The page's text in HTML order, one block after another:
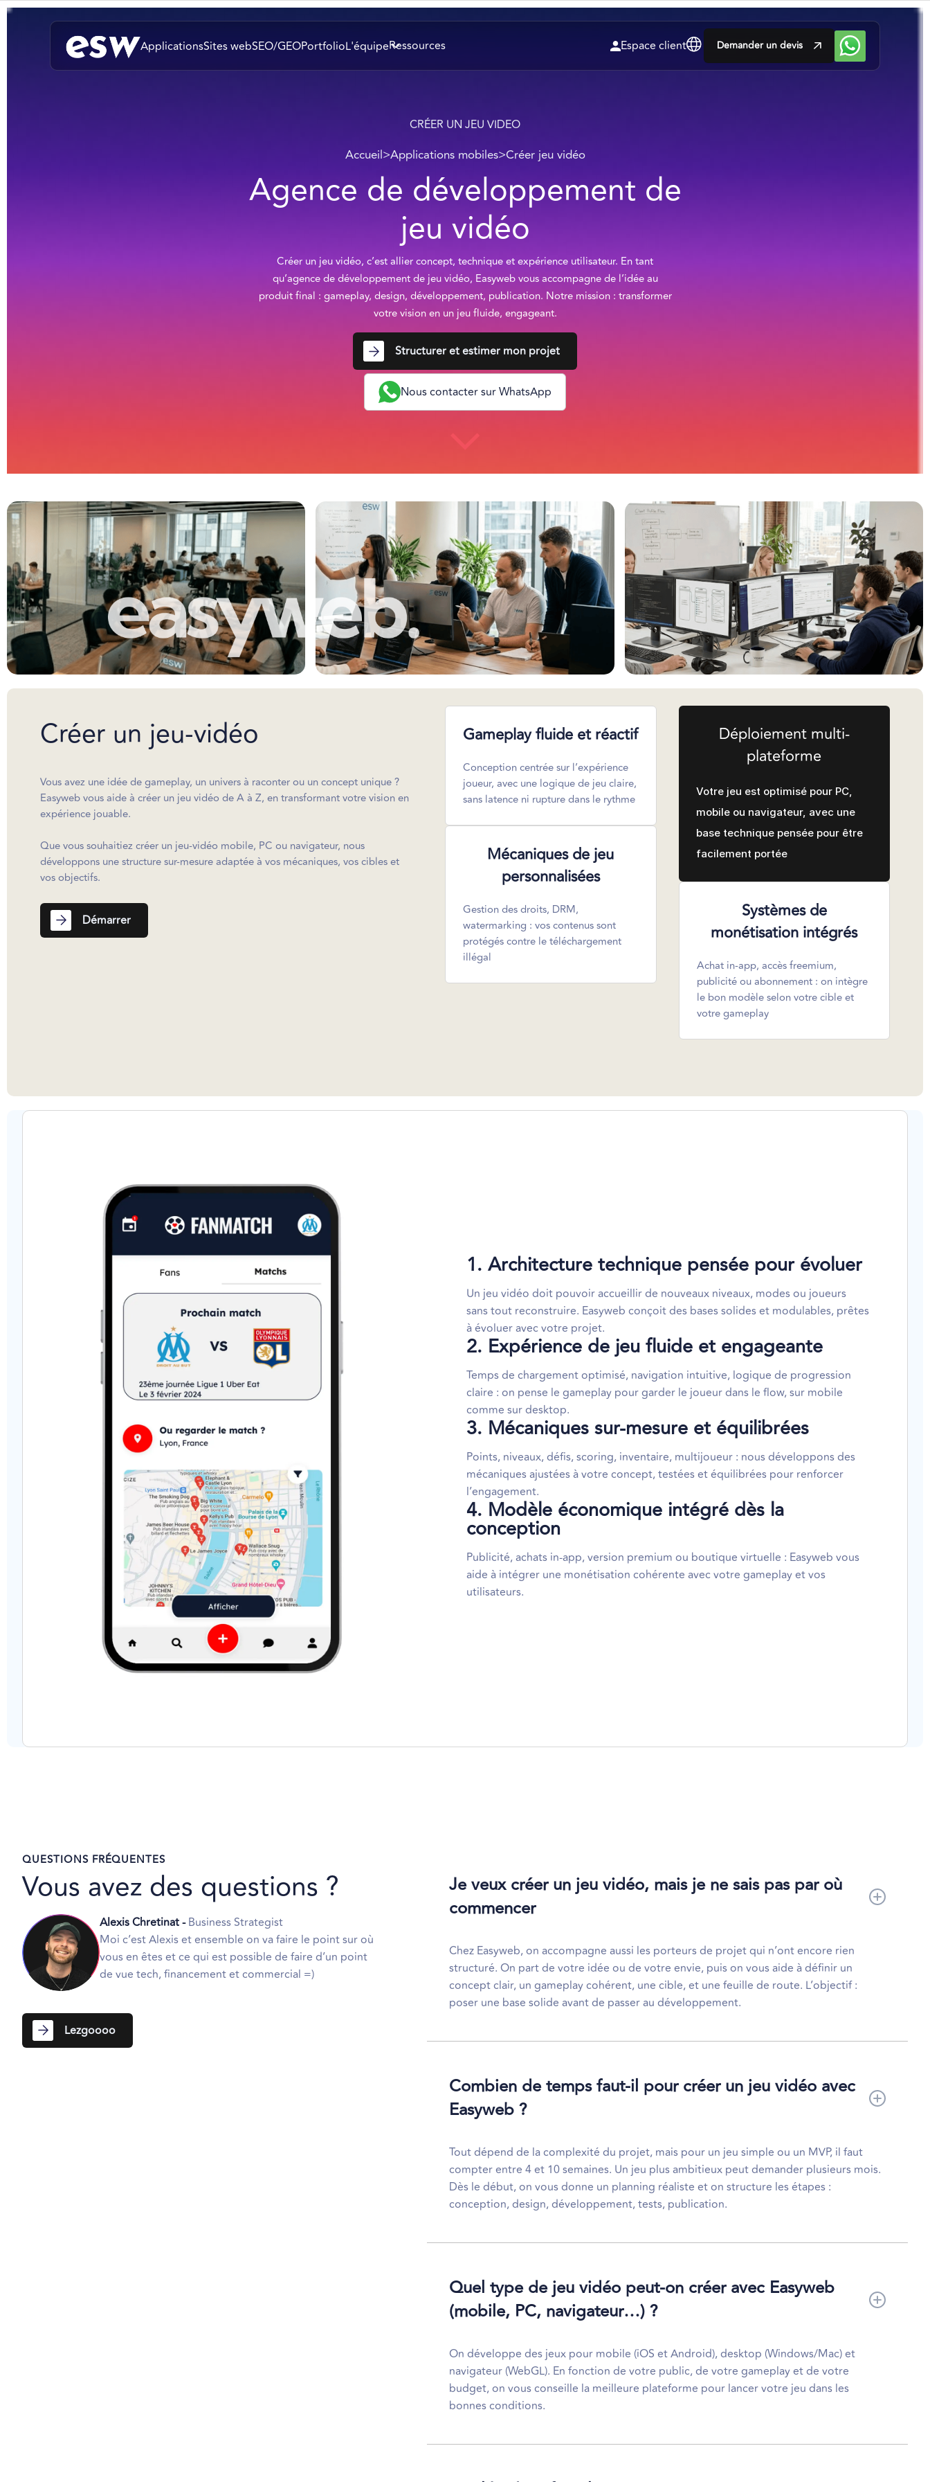
ApplicationsSites webSEO/GEOPortfolioL'équipeRessources Espace client Demander un devis
CRÉER UN JEU VIDEO
Accueil>Applications mobiles>Créer jeu vidéo
Agence de développement de
jeu vidéo
Créer un jeu vidéo, c’est allier concept, technique et expérience utilisateur. En tant
qu’agence de développement de jeu vidéo, Easyweb vous accompagne de l’idée au
produit final : gameplay, design, développement, publication. Notre mission : transformer
votre vision en un jeu fluide, engageant.
Structurer et estimer mon projet
Nous contacter sur WhatsApp
Créer un jeu-vidéo
Vous avez une idée de gameplay, un univers à raconter ou un concept unique ?
Easyweb vous aide à créer un jeu vidéo de A à Z, en transformant votre vision en
expérience jouable.
Que vous souhaitiez créer un jeu-vidéo mobile, PC ou navigateur, nous
développons une structure sur-mesure adaptée à vos mécaniques, vos cibles et
vos objectifs.
Démarrer
Gameplay fluide et réactif
Conception centrée sur l’expérience
joueur, avec une logique de jeu claire,
sans latence ni rupture dans le rythme
Mécaniques de jeu
personnalisées
Gestion des droits, DRM,
watermarking : vos contenus sont
protégés contre le téléchargement
illégal
Déploiement multi-
plateforme
Votre jeu est optimisé pour PC,
mobile ou navigateur, avec une
base technique pensée pour être
facilement portée
Systèmes de
monétisation intégrés
Achat in-app, accès freemium,
publicité ou abonnement : on intègre
le bon modèle selon votre cible et
votre gameplay
1. Architecture technique pensée pour évoluer
Un jeu vidéo doit pouvoir accueillir de nouveaux niveaux, modes ou joueurs
sans tout reconstruire. Easyweb conçoit des bases solides et modulables, prêtes
à évoluer avec votre projet.
2. Expérience de jeu fluide et engageante
Temps de chargement optimisé, navigation intuitive, logique de progression
claire : on pense le gameplay pour garder le joueur dans le flow, sur mobile
comme sur desktop.
3. Mécaniques sur-mesure et équilibrées
Points, niveaux, défis, scoring, inventaire, multijoueur : nous développons des
mécaniques ajustées à votre concept, testées et équilibrées pour renforcer
l’engagement.
4. Modèle économique intégré dès la
conception
Publicité, achats in-app, version premium ou boutique virtuelle : Easyweb vous
aide à intégrer une monétisation cohérente avec votre gameplay et vos
utilisateurs.
QUESTIONS FRÉQUENTES
Vous avez des questions ?
Alexis Chretinat -Business Strategist
Moi c’est Alexis et ensemble on va faire le point sur où
vous en êtes et ce qui est possible de faire d’un point
de vue tech, financement et commercial =)
Lezgoooo
Je veux créer un jeu vidéo, mais je ne sais pas par où
commencer
Chez Easyweb, on accompagne aussi les porteurs de projet qui n’ont encore rien
structuré. On part de votre idée ou de votre envie, puis on vous aide à définir un
concept clair, un gameplay cohérent, une cible, et une feuille de route. L’objectif :
poser une base solide avant de passer au développement.
Combien de temps faut-il pour créer un jeu vidéo avec
Easyweb ?
Tout dépend de la complexité du projet, mais pour un jeu simple ou un MVP, il faut
compter entre 4 et 10 semaines. Un jeu plus ambitieux peut demander plusieurs mois.
Dès le début, on vous donne un planning réaliste et on structure les étapes :
conception, design, développement, tests, publication.
Quel type de jeu vidéo peut-on créer avec Easyweb
(mobile, PC, navigateur…) ?
On développe des jeux pour mobile (iOS et Android), desktop (Windows/Mac) et
navigateur (WebGL). En fonction de votre public, de votre gameplay et de votre
budget, on vous conseille la meilleure plateforme pour lancer votre jeu dans les
bonnes conditions.